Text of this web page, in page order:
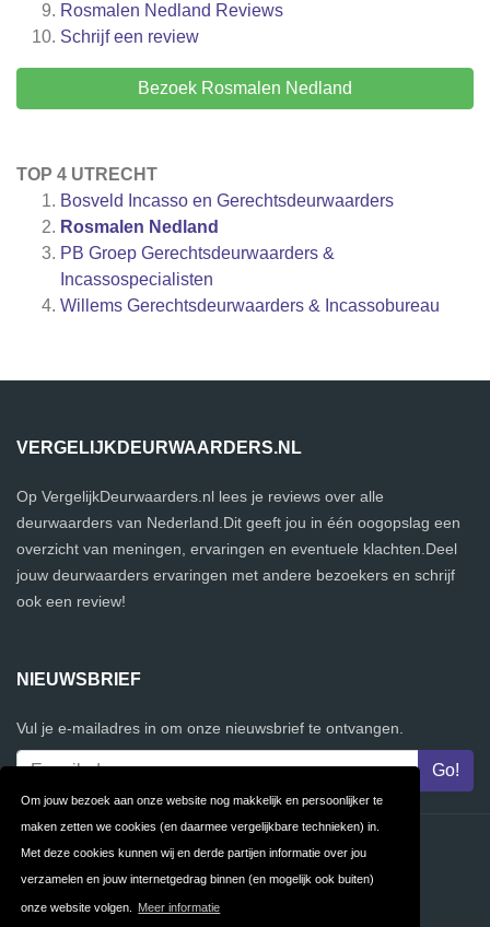
Om jouw bezoek aan onze website nog makkelijk en persoonlijker te
maken zetten we cookies (en daarmee vergelijkbare technieken) in.
Met deze cookies kunnen wij en derde partijen informatie over jou
verzamelen en jouw internetgedrag binnen (en mogelijk ook buiten)
onze website volgen. Meer informatie
Rosmalen Nedland Reviews
Schrijf een review
Bezoek Rosmalen Nedland
TOP 4 UTRECHT
Bosveld Incasso en Gerechtsdeurwaarders
Rosmalen Nedland
PB Groep Gerechtsdeurwaarders &
Incassospecialisten
Willems Gerechtsdeurwaarders & Incassobureau
VERGELIJKDEURWAARDERS.NL
Op VergelijkDeurwaarders.nl lees je reviews over alle
deurwaarders van Nederland.Dit geeft jou in één oogopslag een
overzicht van meningen, ervaringen en eventuele klachten.Deel
jouw deurwaarders ervaringen met andere bezoekers en schrijf
ook een review!
NIEUWSBRIEF
Vul je e-mailadres in om onze nieuwsbrief te ontvangen.
Contact Privacy
Algemene FAQ